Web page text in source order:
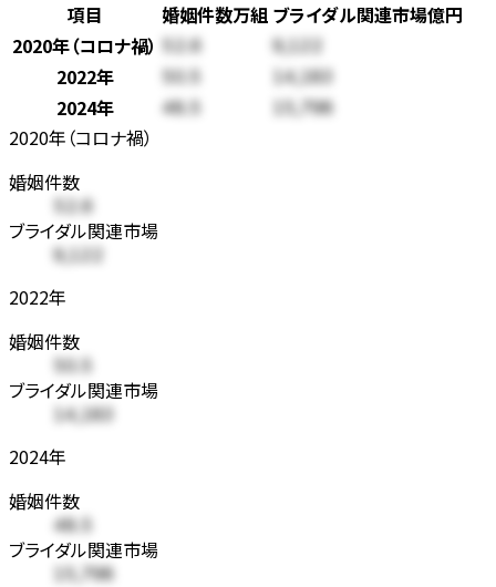
項目
婚姻件数万組 ブライダル関連市場億円
2020年（コロナ禍）
52.6 9,122
2022年 50.5 14,183
2024年 48.5 15,798
2020年（コロナ禍）
婚姻件数
52.6
ブライダル関連市場
9,122
2022年
婚姻件数
50.5
ブライダル関連市場
14,183
2024年
婚姻件数
48.5
ブライダル関連市場
15,798